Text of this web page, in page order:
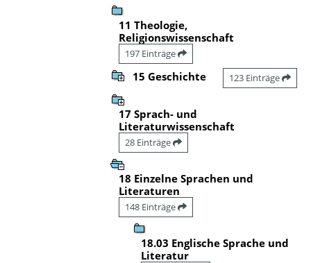
11 Theologie,
Religionswissenschaft
197 Einträge
15 Geschichte 123 Einträge
17 Sprach- und
Literaturwissenschaft
28 Einträge
18 Einzelne Sprachen und
Literaturen
148 Einträge
18.03 Englische Sprache und
Literatur